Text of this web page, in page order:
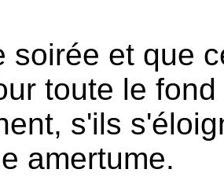
soirée et que
toute le
s'ils
amertume.